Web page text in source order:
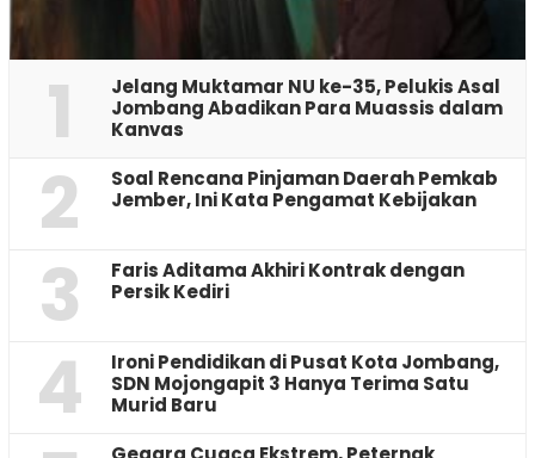
1
Jelang Muktamar NU ke-35, Pelukis Asal
Jombang Abadikan Para Muassis dalam
Kanvas
2
‎Soal Rencana Pinjaman Daerah Pemkab
Jember, Ini Kata Pengamat Kebijakan ‎
3
Faris Aditama Akhiri Kontrak dengan
Persik Kediri
4
Ironi Pendidikan di Pusat Kota Jombang,
SDN Mojongapit 3 Hanya Terima Satu
Murid Baru